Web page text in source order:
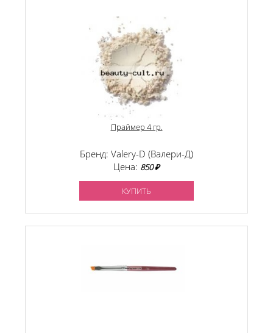
Праймер 4 гр.
Бренд: Valery-D (Валери-Д)
Цена: 850 ₽
КУПИТЬ